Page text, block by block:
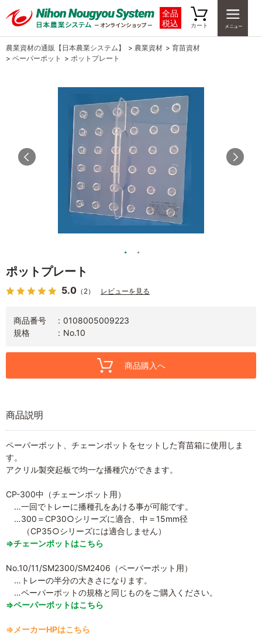
全品
税込
カート
農業資材の通販【日本農業システム】 > 農業資材 > 育苗資材
> ペーパーポット > ポットプレート
ポットプレート
5.0 （2） レビューを見る
商品番号
0108005009223
規格
No.10
商品購入へ
商品説明
ペーパーポット、チェーンポットをセットした育苗箱に使用しま
す。
アクリル製突起板で均一な播種穴ができます。
CP-300中（チェーンポット用）
…一回でトレーに播種孔をあける事が可能です。
…300＝CP30○シリーズに適合、中＝15mm径
（CP35○シリーズには適合しません）
⇒チェーンポットはこちら
No.10/11/SM2300/SM2406（ペーパーポット用）
…トレーの半分の大きさになります。
…ペーパーポットの規格と同じものをご購入ください。
⇒ペーパーポットはこちら
⇒メーカーHPはこちら